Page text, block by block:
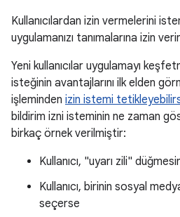
Kullanıcılardan izin vermelerini
uygulamanızı tanımalarına izin
Yeni kullanıcılar uygulamayı
isteğinin avantajlarını ilk elden
işleminden izin istemi
bildirim izni isteminin ne zaman
birkaç örnek verilmiştir:
Kullanıcı, "uyarı zili"
Kullanıcı, birinin sosyal
seçerse